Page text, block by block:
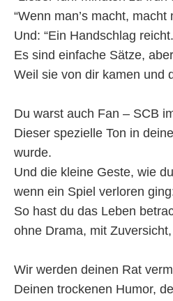
“Wenn man’s macht, macht
Und: “Ein Handschlag
Es sind einfache Sätze,
Weil sie von dir kamen und
Du warst auch Fan – SCB
Dieser spezielle Ton in
wurde.
Und die kleine Geste, wie
wenn ein Spiel verloren
So hast du das Leben
ohne Drama, mit
Wir werden deinen Rat
Deinen trockenen Humor,